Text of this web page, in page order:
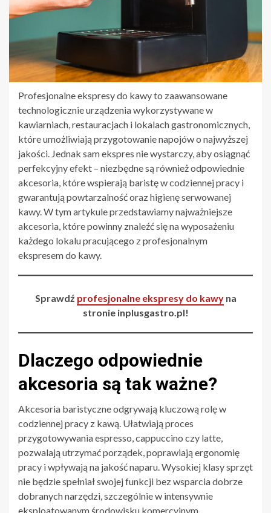
Profesjonalne ekspresy do kawy to zaawansowane
technologicznie urządzenia wykorzystywane w
kawiarniach, restauracjach i lokalach gastronomicznych,
które umożliwiają przygotowanie napojów o najwyższej
jakości. Jednak sam ekspres nie wystarczy, aby osiągnąć
perfekcyjny efekt – niezbędne są również odpowiednie
akcesoria, które wspierają baristę w codziennej pracy i
gwarantują powtarzalność oraz higienę serwowanej
kawy. W tym artykule przedstawiamy najważniejsze
akcesoria, które powinny znaleźć się na wyposażeniu
każdego lokalu pracującego z profesjonalnym
ekspresem do kawy.
Sprawdź profesjonalne ekspresy do kawyna
stronie inplusgastro.pl!
Dlaczego odpowiednie
akcesoria są tak ważne?
Akcesoria baristyczne odgrywają kluczową rolę w
codziennej pracy z kawą. Ułatwiają proces
przygotowywania espresso, cappuccino czy latte,
pozwalają utrzymać porządek, poprawiają ergonomię
pracy i wpływają na jakość naparu. Wysokiej klasy sprzęt
nie będzie spełniał swojej funkcji bez wsparcia dobrze
dobranych narzędzi, szczególnie w intensywnie
eksploatowanym środowisku komercyjnym.